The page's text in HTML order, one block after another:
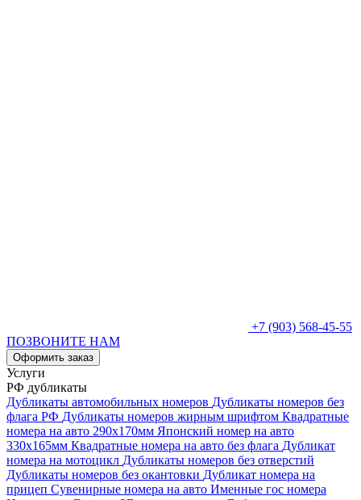
+7 (903) 568-45-55
ПОЗВОНИТЕ НАМ
Оформить заказ
Услуги
РФ дубликаты
Дубликаты автомобильных номеров Дубликаты номеров без
флага РФ Дубликаты номеров жирным шрифтом Квадратные
номера на авто 290х170мм Японский номер на авто
330х165мм Квадратные номера на авто без флага Дубликат
номера на мотоцикл Дубликаты номеров без отверстий
Дубликаты номеров без окантовки Дубликат номера на
прицеп Сувенирные номера на авто Именные гос номера